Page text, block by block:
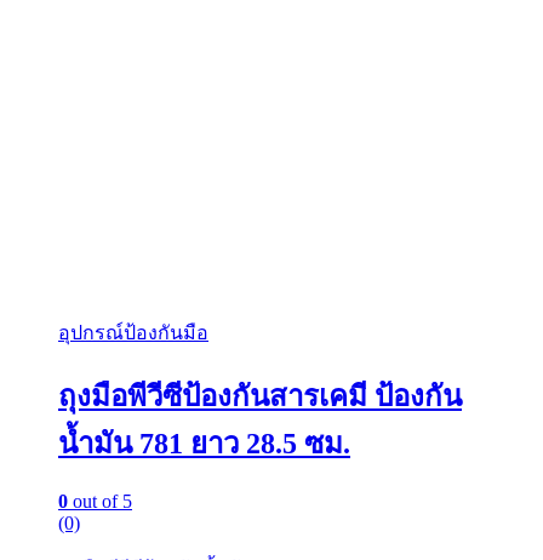
อุปกรณ์ป้องกันมือ
ถุงมือพีวีซีป้องกันสารเคมี ป้องกัน
น้ำมัน 781 ยาว 28.5 ซม.
0 out of 5
(0)